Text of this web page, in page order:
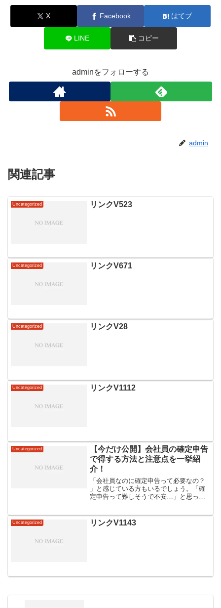
X Facebook はてブ
LINE コピー
adminをフォローする
admin
関連記事
Uncategorized リンクV523
Uncategorized リンクV671
Uncategorized リンクV28
Uncategorized リンクV1112
Uncategorized
【今だけ公開】会社員の確定申告
で得する方法と注意点を一挙紹
介！
「会社員なのに確定申告って必要なの？
」と感じている方もいるでしょう。「確
定申告って難しそうで不安…」と思って
ってくる場合もあります。確定申告に挑
戦して、家計を少しでも...
Uncategorized リンクV1143